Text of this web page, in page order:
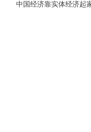
中国经济靠实体经济起